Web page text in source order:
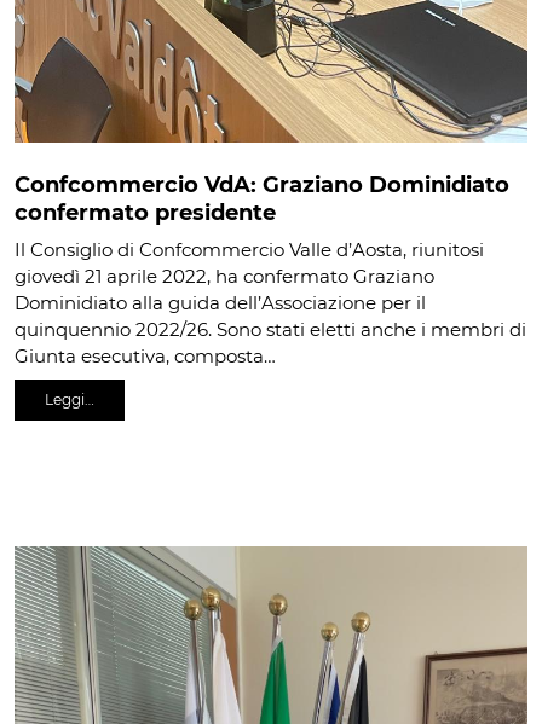
Confcommercio VdA: Graziano Dominidiato
confermato presidente
Il Consiglio di Confcommercio Valle d’Aosta, riunitosi
giovedì 21 aprile 2022, ha confermato Graziano
Dominidiato alla guida dell’Associazione per il
quinquennio 2022/26. Sono stati eletti anche i membri di
Giunta esecutiva, composta…
Leggi…